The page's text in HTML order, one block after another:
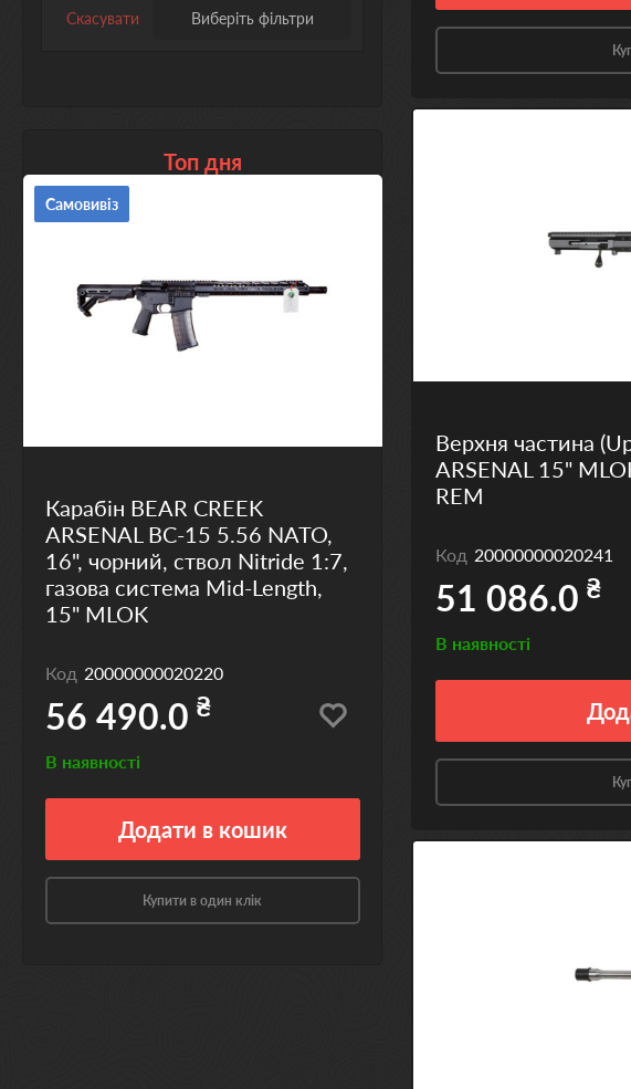
Скасувати Виберіть фільтри
Топ дня
Самовивіз
Карабін BEAR CREEK
ARSENAL BC-15 5.56 NATO,
16", чорний, ствол Nitride 1:7,
газова система Mid-Length,
15" MLOK
Код 20000000020220
56 490.0 ₴
В наявності
Додати в кошик
Купити в один клік
Верхня частина
ARSENAL 15"
REM
Код 20000000020241
51 086.0 ₴
В наявності